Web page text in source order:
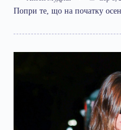
Попри те, що на початку